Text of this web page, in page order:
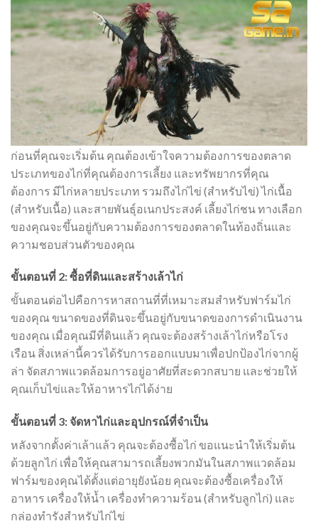
ก่อนที่คุณจะเริ่มต้น คุณต้องเข้าใจความต้องการของตลาด
ประเภทของไก่ที่คุณต้องการเลี้ยง และทรัพยากรที่คุณ
ต้องการ มีไก่หลายประเภท รวมถึงไก่ไข่ (สำหรับไข่) ไก่เนื้อ
(สำหรับเนื้อ) และสายพันธุ์อเนกประสงค์ เลี้ยงไก่ชน ทางเลือก
ของคุณจะขึ้นอยู่กับความต้องการของตลาดในท้องถิ่นและ
ความชอบส่วนตัวของคุณ
ขั้นตอนที่ 2: ซื้อที่ดินและสร้างเล้าไก่
ขั้นตอนต่อไปคือการหาสถานที่ที่เหมาะสมสำหรับฟาร์มไก่
ของคุณ ขนาดของที่ดินจะขึ้นอยู่กับขนาดของการดำเนินงาน
ของคุณ เมื่อคุณมีที่ดินแล้ว คุณจะต้องสร้างเล้าไก่หรือโรง
เรือน สิ่งเหล่านี้ควรได้รับการออกแบบมาเพื่อปกป้องไก่จากผู้
ล่า จัดสภาพแวดล้อมการอยู่อาศัยที่สะดวกสบาย และช่วยให้
คุณเก็บไข่และให้อาหารไก่ได้ง่าย
ขั้นตอนที่ 3: จัดหาไก่และอุปกรณ์ที่จำเป็น
หลังจากตั้งค่าเล้าแล้ว คุณจะต้องซื้อไก่ ขอแนะนำให้เริ่มต้น
ด้วยลูกไก่ เพื่อให้คุณสามารถเลี้ยงพวกมันในสภาพแวดล้อม
ฟาร์มของคุณได้ตั้งแต่อายุยังน้อย คุณจะต้องซื้อเครื่องให้
อาหาร เครื่องให้น้ำ เครื่องทำความร้อน (สำหรับลูกไก่) และ
กล่องทำรังสำหรับไก่ไข่